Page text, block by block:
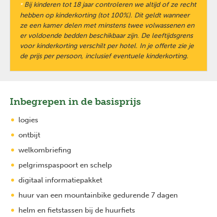
*Bij kinderen tot 18 jaar controleren we altijd of ze recht
hebben op kinderkorting (tot 100%). Dit geldt wanneer
ze een kamer delen met minstens twee volwassenen en
er voldoende bedden beschikbaar zijn. De leeftijdsgrens
voor kinderkorting verschilt per hotel. In je offerte zie je
de prijs per persoon, inclusief eventuele kinderkorting.
Inbegrepen in de basisprijs
logies
ontbijt
welkombriefing
pelgrimspaspoort en schelp
digitaal informatiepakket
huur van een mountainbike gedurende 7 dagen
helm en fietstassen bij de huurfiets